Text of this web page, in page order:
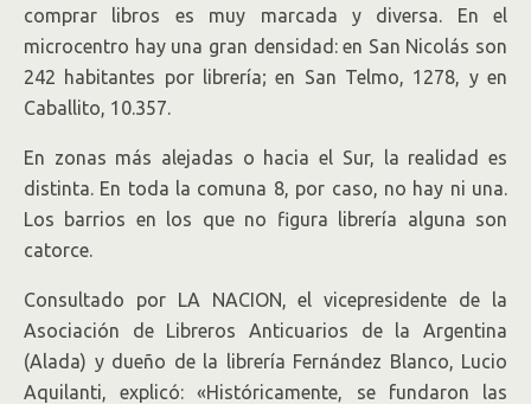
comprar libros es muy marcada y diversa. En el
microcentro hay una gran densidad: en San Nicolás son
242 habitantes por librería; en San Telmo, 1278, y en
Caballito, 10.357.
En zonas más alejadas o hacia el Sur, la realidad es
distinta. En toda la comuna 8, por caso, no hay ni una.
Los barrios en los que no figura librería alguna son
catorce.
Consultado por LA NACION, el vicepresidente de la
Asociación de Libreros Anticuarios de la Argentina
(Alada) y dueño de la librería Fernández Blanco, Lucio
Aquilanti, explicó: «Históricamente, se fundaron las